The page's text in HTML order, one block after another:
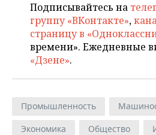
Подписывайтесь на
группу «ВКонтакте»,
страницу в
времени». Ежедневные
«Дзене».
Промышленность
Экономика
Общество